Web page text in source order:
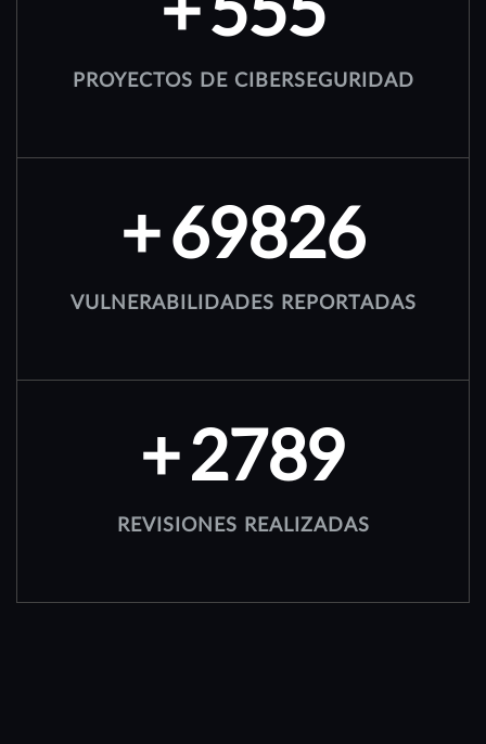
+782
PROYECTOS DE CIBERSEGURIDAD
+98346
VULNERABILIDADES REPORTADAS
+3928
REVISIONES REALIZADAS